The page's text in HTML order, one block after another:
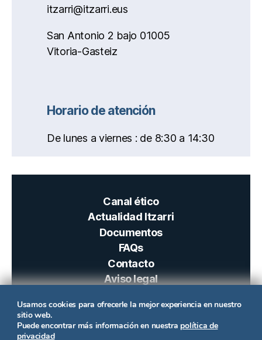
itzarri@itzarri.eus
San Antonio 2 bajo 01005
Vitoria-Gasteiz
Horario de atención
De lunes a viernes : de 8:30 a 14:30
Canal ético
Actualidad Itzarri
Documentos
FAQs
Contacto
Aviso legal
Accesibilidad
Usamos cookies para ofrecerle la mejor experiencia en nuestro
sitio web.
Puede encontrar más información en nuestra política de
privacidad